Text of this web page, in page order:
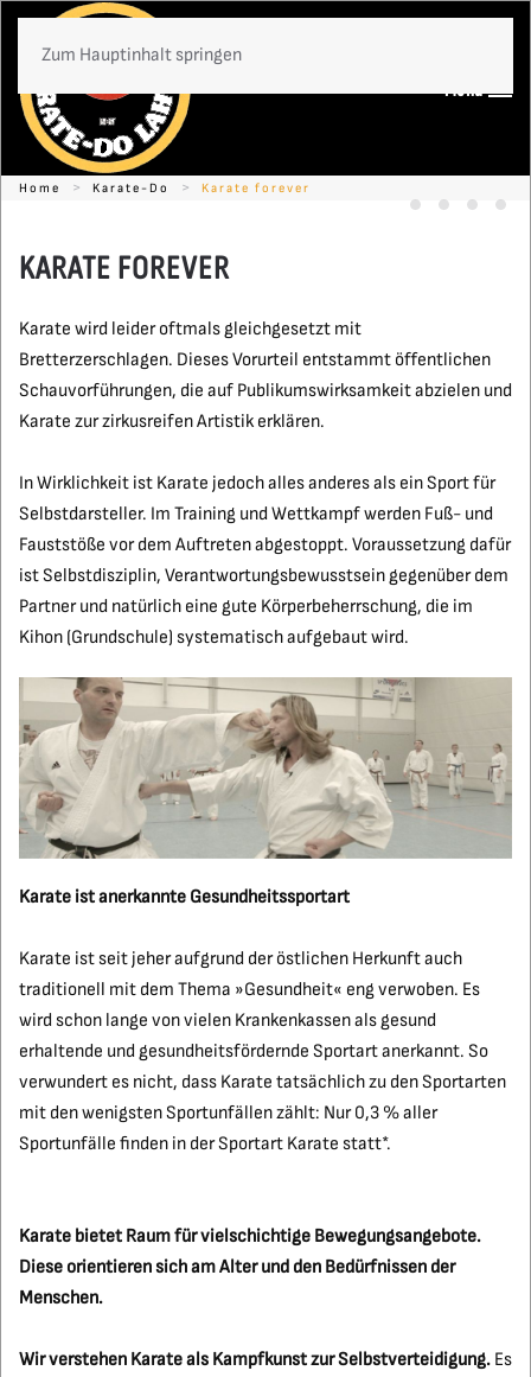
Zum Hauptinhalt springen
Menü
Timo Gißler
Ein
Home Karate-Do Karate forever
KARATE FOREVER
Karate wird leider oftmals gleichgesetzt mit
Bretterzerschlagen. Dieses Vorurteil entstammt öffentlichen
Schauvorführungen, die auf Publikumswirksamkeit abzielen und
Karate zur zirkusreifen Artistik erklären.
In Wirklichkeit ist Karate jedoch alles anderes als ein Sport für
Selbstdarsteller. Im Training und Wettkampf werden Fuß- und
Fauststöße vor dem Auftreten abgestoppt. Voraussetzung dafür
ist Selbstdisziplin, Verantwortungsbewusstsein gegenüber dem
Partner und natürlich eine gute Körperbeherrschung, die im
Kihon (Grundschule) systematisch aufgebaut wird.
Karate ist anerkannte Gesundheitssportart
Karate ist seit jeher aufgrund der östlichen Herkunft auch
traditionell mit dem Thema »Gesundheit« eng verwoben. Es
wird schon lange von vielen Krankenkassen als gesund
erhaltende und gesundheitsfördernde Sportart anerkannt. So
verwundert es nicht, dass Karate tatsächlich zu den Sportarten
mit den wenigsten Sportunfällen zählt: Nur 0,3 % aller
Sportunfälle finden in der Sportart Karate statt*.
Karate bietet Raum für vielschichtige Bewegungsangebote.
Diese orientieren sich am Alter und den Bedürfnissen der
Menschen.
Wir verstehen Karate als Kampfkunst zur Selbstverteidigung. Es